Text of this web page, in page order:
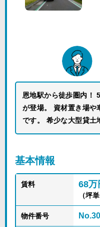
恩地駅から徒歩圏内！
が登場。 資材置き場や
です。 希少な大型貸土
基本情報
賃料 68万
（坪
物件番号